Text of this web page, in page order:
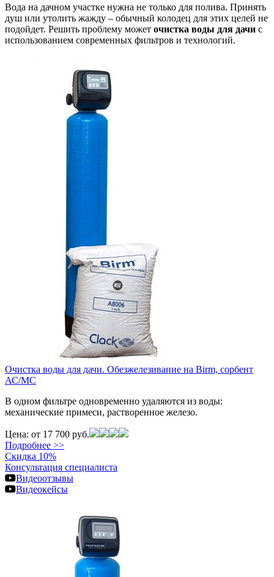
Вода на дачном участке нужна не только для полива. Принять
душ или утолить жажду – обычный колодец для этих целей не
подойдет. Решить проблему может очистка воды для дачи с
использованием современных фильтров и технологий.
Очистка воды для дачи. Обезжелезивание на Birm, сорбент
АС/МС
В одном фильтре одновременно удаляются из воды:
механические примеси, растворенное железо.
Цена: от 17 700 руб.
Подробнее >>
Скидка 10%
Консультация специалиста
Видеоотзывы
Видеокейсы